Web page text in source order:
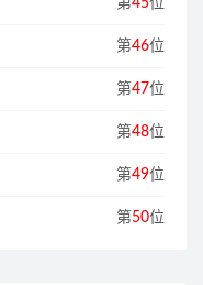
第45位
第46位
第47位
第48位
第49位
第50位